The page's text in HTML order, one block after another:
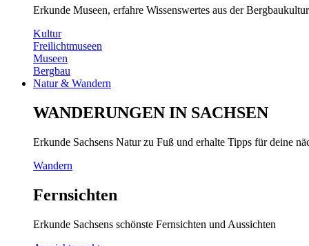
Erkunde Museen, erfahre Wissenswertes aus der
Kultur
Freilichtmuseen
Museen
Bergbau
Natur & Wandern
WANDERUNGEN IN SACHSEN
Erkunde Sachsens Natur zu Fuß und erhalte Tipps für deine
Wandern
Fernsichten
Erkunde Sachsens schönste Fernsichten und Aussichten